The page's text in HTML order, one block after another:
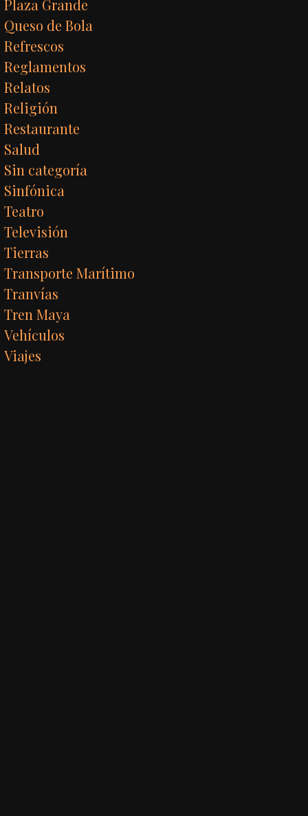
Plaza Grande
Queso de Bola
Refrescos
Reglamentos
Relatos
Religión
Restaurante
Salud
Sin categoría
Sinfónica
Teatro
Televisión
Tierras
Transporte Marítimo
Tranvías
Tren Maya
Vehículos
Viajes